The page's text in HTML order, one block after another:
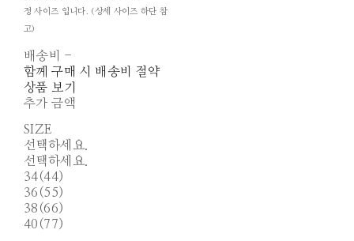
정 사이즈 입니다. (상세 사이즈 하단 참
고)
배송비 -
함께 구매 시 배송비 절약
상품 보기
추가 금액
SIZE
선택하세요.
선택하세요.
34(44)
36(55)
38(66)
40(77)